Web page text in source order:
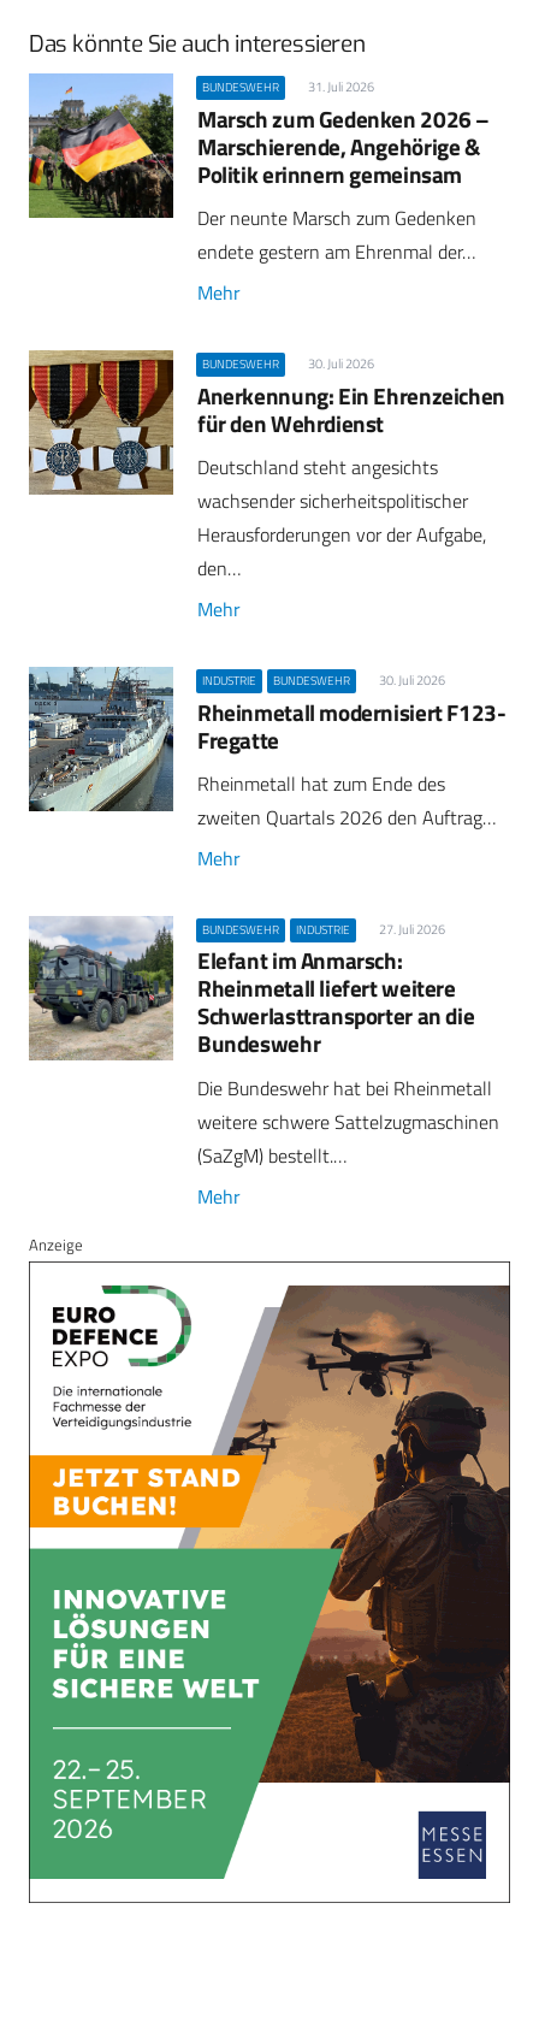
Das könnte Sie auch interessieren
BUNDESWEHR 31. Juli 2026
Marsch zum Gedenken 2026 –
Marschierende, Angehörige &
Politik erinnern gemeinsam
Der neunte Marsch zum Gedenken
endete gestern am Ehrenmal der…
Mehr
BUNDESWEHR 30. Juli 2026
Anerkennung: Ein Ehrenzeichen
für den Wehrdienst
Deutschland steht angesichts
wachsender sicherheitspolitischer
Herausforderungen vor der Aufgabe,
den…
Mehr
INDUSTRIE BUNDESWEHR 30. Juli 2026
Rheinmetall modernisiert F123-
Fregatte
Rheinmetall hat zum Ende des
zweiten Quartals 2026 den Auftrag…
Mehr
BUNDESWEHR INDUSTRIE 27. Juli 2026
Elefant im Anmarsch:
Rheinmetall liefert weitere
Schwerlasttransporter an die
Bundeswehr
Die Bundeswehr hat bei Rheinmetall
weitere schwere Sattelzugmaschinen
(SaZgM) bestellt.…
Mehr
Anzeige